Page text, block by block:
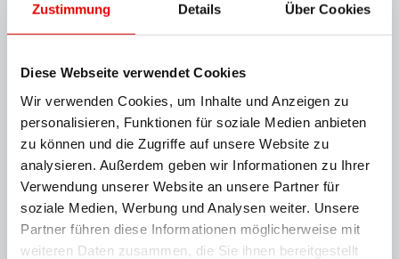
Zustimmung Details Über Cookies
Diese Webseite verwendet Cookies
Wir verwenden Cookies, um Inhalte und Anzeigen zu
personalisieren, Funktionen für soziale Medien anbieten
zu können und die Zugriffe auf unsere Website zu
analysieren. Außerdem geben wir Informationen zu Ihrer
Verwendung unserer Website an unsere Partner für
soziale Medien, Werbung und Analysen weiter. Unsere
Partner führen diese Informationen möglicherweise mit
weiteren Daten zusammen, die Sie ihnen bereitgestellt
Mitarbeitern dynamisch weiterentwickeln
und den erfolgreichen Weg konsequent
fortsetzen“, freut sich Gerhard Fontan auf die
„Wir wollen künftig unsere regionale und
lokale Kompetenz noch besser nutzen und
verstärkt in die Rolle des Gestalters
schlüpfen. Wir berichten nicht nur über die
Geschehnisse in Österreich, wir wollen die
Menschen in allen Regionen des Landes
zusammenbringen“, erklärt Georg